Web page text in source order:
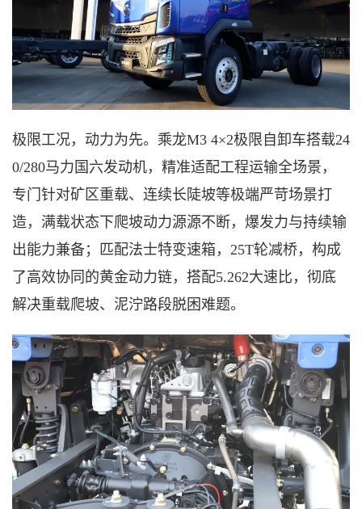
极限工况，动力为先。乘龙M3 4×2极限自卸车搭载24
0/280马力国六发动机，精准适配工程运输全场景，
专门针对矿区重载、连续长陡坡等极端严苛场景打
造，满载状态下爬坡动力源源不断，爆发力与持续输
出能力兼备； 匹配法士特变速箱， 25T轮减桥，构成
了高效协同的黄金动力链，搭配5.262大速比，彻底
解决重载爬坡、泥泞路段脱困难题。